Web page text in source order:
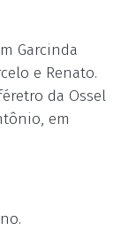
Garcinda
e Renato.
da Ossel
em